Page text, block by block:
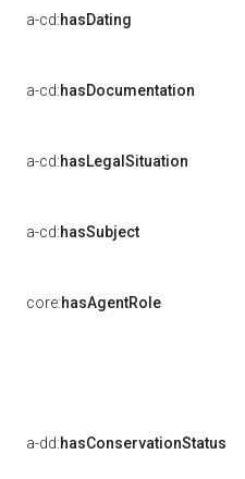
a-cd:hasDating
a-cd:hasDocumentation
a-cd:hasLegalSituation
a-cd:hasSubject
core:hasAgentRole
a-dd:hasConservationStatus